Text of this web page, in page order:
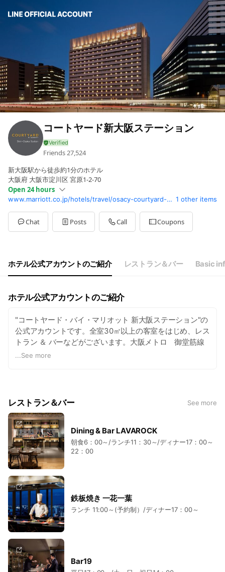
コートヤード新大阪ステーション
Friends27,524
新大阪駅から徒歩約1分のホテル
大阪府 大阪市淀川区 宮原1-2-70
Open 24 hours
SunOpen 24 hours
MonOpen 24 hours
TueOpen 24 hours
WedOpen 24 hours
Open 24 hours
www.marriott.co.jp/hotels/travel/osacy-courtyard-shin-osaka-station/ 1 other items
Chat Posts Call Coupons
ホテル公式アカウントのご紹介 レストラン＆バー Basic
ホテル公式アカウントのご紹介
"コートヤード・バイ・マリオット 新大阪ステーション"の
公式アカウントです。全室30㎡以上の客室をはじめ、レス
トラン ＆ バーなどがございます。大阪メトロ 御堂筋線
及び新幹線「新大阪駅」より徒歩約1分の距離に位置する
皆様に、快適でバランスのとれたリフレッシングなひとと
きをお過ごしいただけるようにいたしております。公式
LINEアカウントでは、レストランや宿泊プラン情報など、
旬な情報を皆さまにお届けいたしております。
...See more
レストラン＆バー See more
Dining & Bar LAVAROCK
朝食6：00～/ランチ11：30～/ディナー17：00～
22：00
鉄板焼き 一花一葉
ランチ 11:00～(予約制）/ディナー17：00～
Bar19